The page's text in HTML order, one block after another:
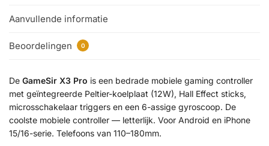
Aanvullende informatie
Beoordelingen 0
De GameSir X3 Pro is een bedrade mobiele gaming controller
met geïntegreerde Peltier-koelplaat (12W), Hall Effect sticks,
microsschakelaar triggers en een 6-assige gyroscoop. De
coolste mobiele controller — letterlijk. Voor Android en iPhone
15/16-serie. Telefoons van 110–180mm.